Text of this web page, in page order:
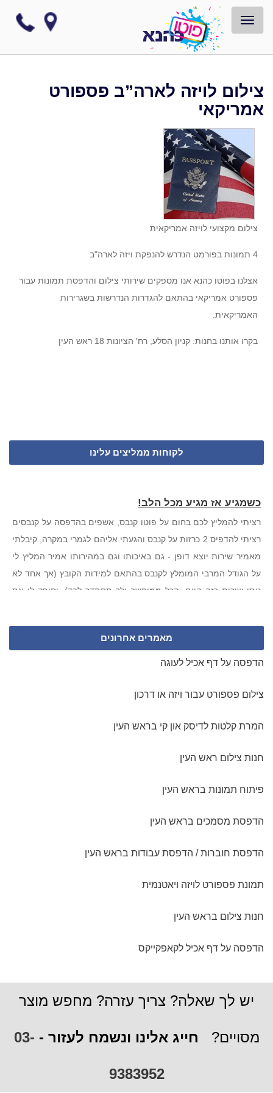
TOGGLE NAVIGATION
צילום לויזה לארה”ב פספורט
אמריקאי
צילום מקצועי לויזה אמריקאית
4 תמונות בפורמט הנדרש להנפקת ויזה לארה"ב
אצלנו בפוטו כהנא אנו מספקים שירותי צילום והדפסת תמונות עבור
פספורט אמריקאי בהתאם להגדרות הנדרשות בשגרירות
האמריקאית.
בקרו אותנו בחנות: קניון הסלע, רח' הציונות 18 ראש העין
לקוחות ממליצים עלינו
כשמגיע אז מגיע מכל הלב!
רציתי להמליץ לכם בחום על פוטו קנבס, אשפים בהדפסה על קנבסים
רציתי להדפיס 2 כרזות על קנבס והגעתי אליהם לגמרי במקרה, קיבלתי
מאמיר שירות יוצא דופן - גם באיכותו וגם במהירותו אמיר המליץ לי
על הגודל המרבי המומלץ לקנבס בהתאם למידות הקובץ (אך אחד לא
נותן שירות כזה היום, הכל ממוחשב ולך תסתדר לבד), וסיפק לי את
דניאל מכפר סבא
הזמנתי קנבס ענק לכבוד יום ההולדת של בעלי, הצוות המקצועי שלכם
מבלי שאפילו הייתי צריכה לשלם דמי משלוח! תודה רבה!! שירה
מאמרים אחרונים
הדפסה על דף אכיל לעוגה
צילום פספורט עבור ויזה או דרכון
המרת קלטות לדיסק און קי בראש העין
חנות צילום ראש העין
פיתוח תמונות בראש העין
הדפסת מסמכים בראש העין
הדפסת חוברות / הדפסת עבודות בראש העין
תמונת פספורט לויזה ויאטנמית
חנות צילום בראש העין
הדפסה על דף אכיל לקאפקייקס
יש לך שאלה? צריך עזרה? מחפש מוצר
מסויים? חייג אלינו ונשמח לעזור - 03-
9383952